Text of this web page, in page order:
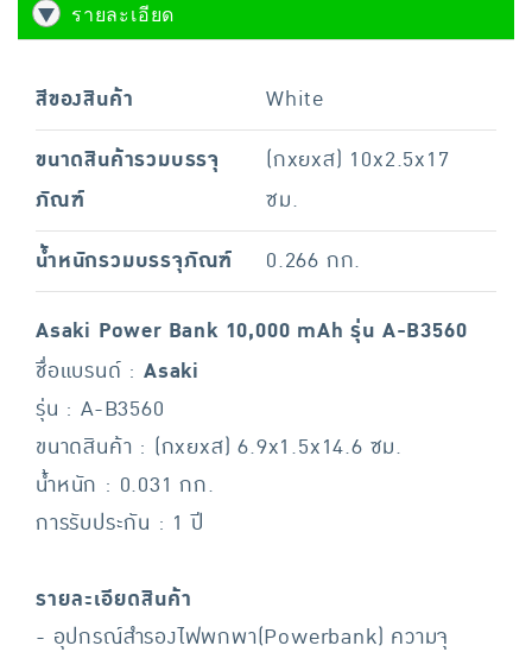
รายละเอียด
สีของสินค้า
White
ขนาดสินค้ารวมบรรจุ
ภัณฑ์
(กxยxส) 10x2.5x17
ซม.
น้ำหนักรวมบรรจุภัณฑ์
0.266 กก.
Asaki Power Bank 10,000 mAh รุ่น A-B3560
ชื่อแบรนด์ : Asaki
รุ่น : A-B3560
ขนาดสินค้า : (กxยxส) 6.9x1.5x14.6 ซม.
น้ำหนัก : 0.031 กก.
การรับประกัน : 1 ปี
รายละเอียดสินค้า
- อุปกรณ์สำรองไฟพกพา(Powerbank) ความจุ